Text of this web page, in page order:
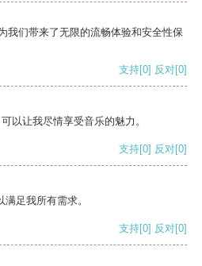
我们带来了无限的流畅体验和安全性保
支持[0] 反对[0]
以让我尽情享受音乐的魅力。
支持[0] 反对[0]
足我所有需求。
支持[0] 反对[0]